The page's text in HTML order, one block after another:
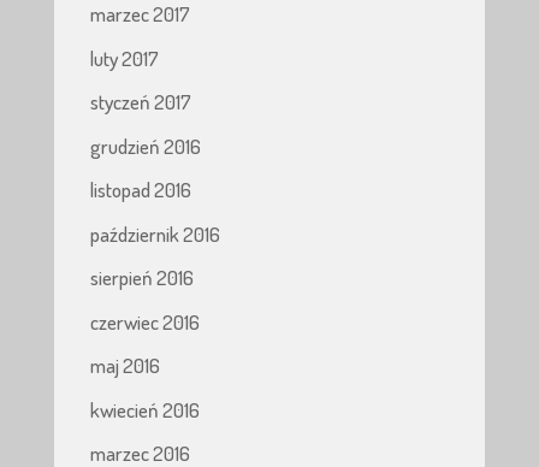
marzec 2017
luty 2017
styczeń 2017
grudzień 2016
listopad 2016
październik 2016
sierpień 2016
czerwiec 2016
maj 2016
kwiecień 2016
marzec 2016